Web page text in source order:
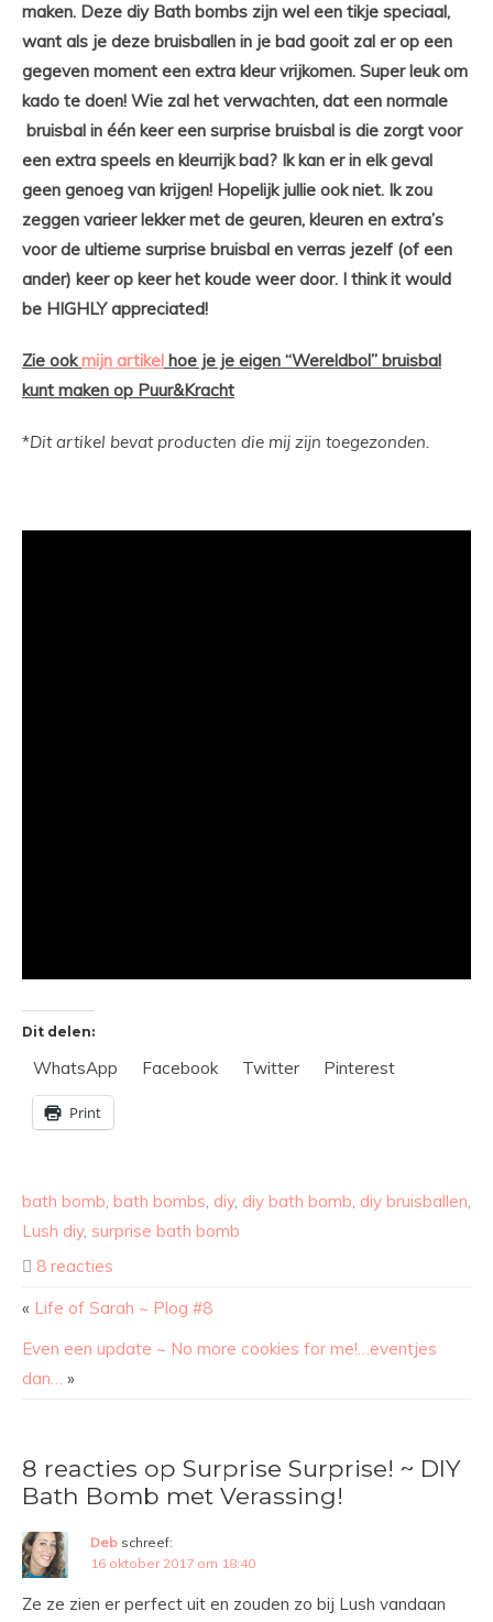
maken. Deze diy Bath bombs zijn wel een tikje speciaal,
want als je deze bruisballen in je bad gooit zal er op een
gegeven moment een extra kleur vrijkomen. Super leuk om
kado te doen! Wie zal het verwachten, dat een normale
bruisbal in één keer een surprise bruisbal is die zorgt voor
een extra speels en kleurrijk bad? Ik kan er in elk geval
geen genoeg van krijgen! Hopelijk jullie ook niet. Ik zou
zeggen varieer lekker met de geuren, kleuren en extra’s
voor de ultieme surprise bruisbal en verras jezelf (of een
ander) keer op keer het koude weer door. I think it would
be HIGHLY appreciated!
Zie ookmijn artikel hoe je je eigen “Wereldbol” bruisbal
kunt maken op Puur&Kracht
*Dit artikel bevat producten die mij zijn toegezonden.
Dit delen:
WhatsApp Facebook Twitter Pinterest
Print
bath bomb, bath bombs, diy, diy bath bomb, diy bruisballen,
Lush diy, surprise bath bomb
8 reacties
« Life of Sarah ~ Plog #8
Even een update ~ No more cookies for me!…eventjes
dan… »
8 reacties op Surprise Surprise! ~ DIY
Bath Bomb met Verassing!
Deb schreef:
16 oktober 2017 om 18:40
Ze ze zien er perfect uit en zouden zo bij Lush vandaan